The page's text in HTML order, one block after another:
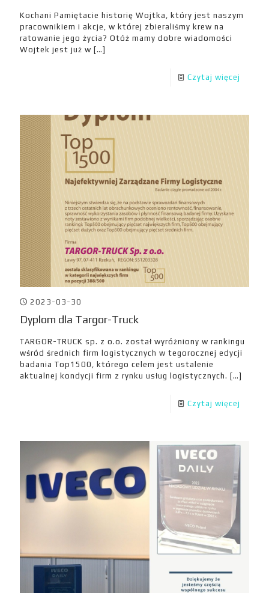
Kochani Pamiętacie historię Wojtka, który jest naszym
pracownikiem i akcje, w której zbieraliśmy krew na
ratowanie jego życia? Otóż mamy dobre wiadomości
Wojtek jest już w […]
Czytaj więcej
2023-03-30
Dyplom dla Targor-Truck
TARGOR-TRUCK sp. z o.o. został wyróżniony w rankingu
wśród średnich firm logistycznych w tegorocznej edycji
badania Top1500, którego celem jest ustalenie
aktualnej kondycji firm z rynku usług logistycznych. […]
Czytaj więcej